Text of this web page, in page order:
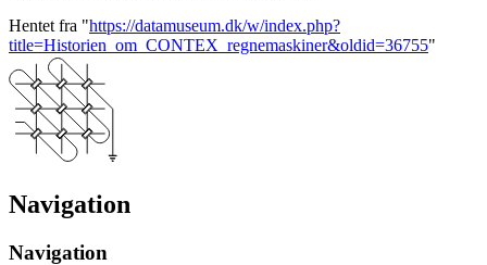
Hentet fra "https://datamuseum.dk/w/index.php?
title=Historien_om_CONTEX_regnemaskiner&oldid=36755"
Navigation
Navigation